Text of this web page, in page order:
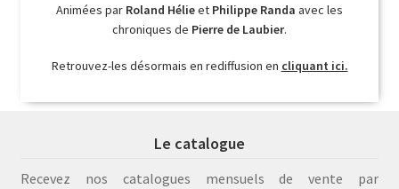
Animées par Roland Hélieet Philippe Randa avec les
chroniques de Pierre de Laubier.
Retrouvez-les désormais en rediffusion en cliquant ici.
Le catalogue
Recevez nos catalogues mensuels de vente par